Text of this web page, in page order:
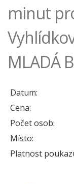
minut
MLADÁ
Datum:
Cena:
Počet osob:
Místo:
Platnost